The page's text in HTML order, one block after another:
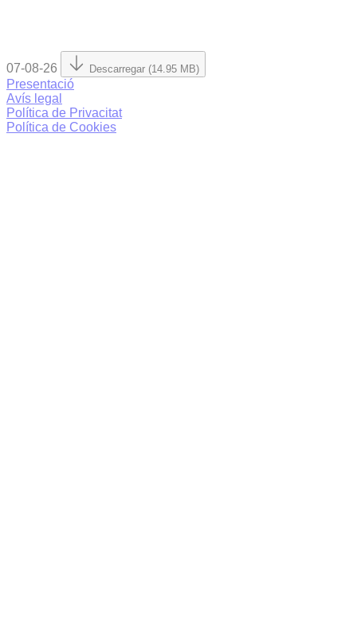
07-08-26 Descarregar (14.95 MB)
Presentació
Avís legal
Política de Privacitat
Política de Cookies